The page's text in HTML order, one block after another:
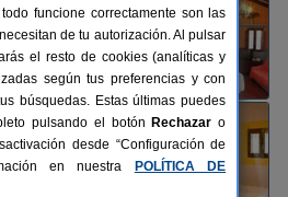
funcione correctamente son las
de tu autorización. Al pulsar
el resto de cookies (analíticas y
según tus preferencias y con
búsquedas. Estas últimas puedes
pulsando el botón Rechazar o
desde “Configuración de
en nuestra
POLÍTICA DE